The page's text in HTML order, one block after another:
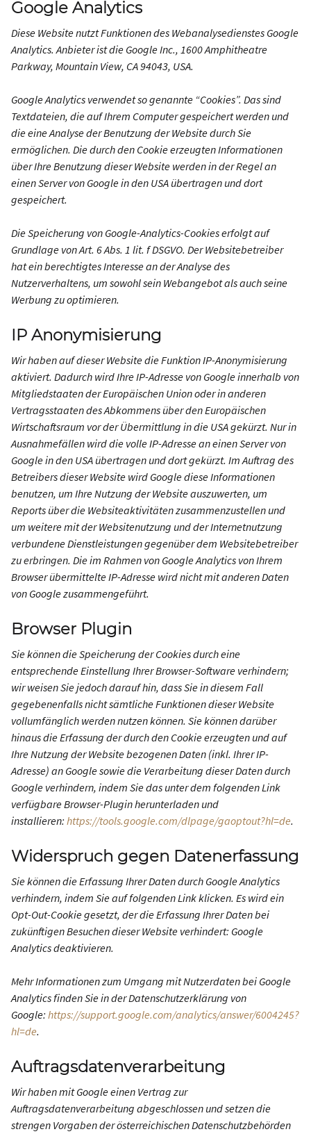
Google Analytics
Diese Website nutzt Funktionen des Webanalysedienstes Google
Analytics. Anbieter ist die Google Inc., 1600 Amphitheatre
Parkway, Mountain View, CA 94043, USA.
Google Analytics verwendet so genannte “Cookies”. Das sind
Textdateien, die auf Ihrem Computer gespeichert werden und
die eine Analyse der Benutzung der Website durch Sie
ermöglichen. Die durch den Cookie erzeugten Informationen
über Ihre Benutzung dieser Website werden in der Regel an
einen Server von Google in den USA übertragen und dort
gespeichert.
Die Speicherung von Google-Analytics-Cookies erfolgt auf
Grundlage von Art. 6 Abs. 1 lit. f DSGVO. Der Websitebetreiber
hat ein berechtigtes Interesse an der Analyse des
Nutzerverhaltens, um sowohl sein Webangebot als auch seine
Werbung zu optimieren.
IP Anonymisierung
Wir haben auf dieser Website die Funktion IP-Anonymisierung
aktiviert. Dadurch wird Ihre IP-Adresse von Google innerhalb von
Mitgliedstaaten der Europäischen Union oder in anderen
Vertragsstaaten des Abkommens über den Europäischen
Wirtschaftsraum vor der Übermittlung in die USA gekürzt. Nur in
Ausnahmefällen wird die volle IP-Adresse an einen Server von
Google in den USA übertragen und dort gekürzt. Im Auftrag des
Betreibers dieser Website wird Google diese Informationen
benutzen, um Ihre Nutzung der Website auszuwerten, um
Reports über die Websiteaktivitäten zusammenzustellen und
um weitere mit der Websitenutzung und der Internetnutzung
verbundene Dienstleistungen gegenüber dem Websitebetreiber
zu erbringen. Die im Rahmen von Google Analytics von Ihrem
Browser übermittelte IP-Adresse wird nicht mit anderen Daten
von Google zusammengeführt.
Browser Plugin
Sie können die Speicherung der Cookies durch eine
entsprechende Einstellung Ihrer Browser-Software verhindern;
wir weisen Sie jedoch darauf hin, dass Sie in diesem Fall
gegebenenfalls nicht sämtliche Funktionen dieser Website
vollumfänglich werden nutzen können. Sie können darüber
hinaus die Erfassung der durch den Cookie erzeugten und auf
Ihre Nutzung der Website bezogenen Daten (inkl. Ihrer IP-
Adresse) an Google sowie die Verarbeitung dieser Daten durch
Google verhindern, indem Sie das unter dem folgenden Link
verfügbare Browser-Plugin herunterladen und
installieren: https://tools.google.com/dlpage/gaoptout?hl=de.
Widerspruch gegen Datenerfassung
Sie können die Erfassung Ihrer Daten durch Google Analytics
verhindern, indem Sie auf folgenden Link klicken. Es wird ein
Opt-Out-Cookie gesetzt, der die Erfassung Ihrer Daten bei
zukünftigen Besuchen dieser Website verhindert: Google
Analytics deaktivieren.
Mehr Informationen zum Umgang mit Nutzerdaten bei Google
Analytics finden Sie in der Datenschutzerklärung von
Google: https://support.google.com/analytics/answer/6004245?
hl=de.
Auftragsdatenverarbeitung
Wir haben mit Google einen Vertrag zur
Auftragsdatenverarbeitung abgeschlossen und setzen die
strengen Vorgaben der österreichischen Datenschutzbehörden